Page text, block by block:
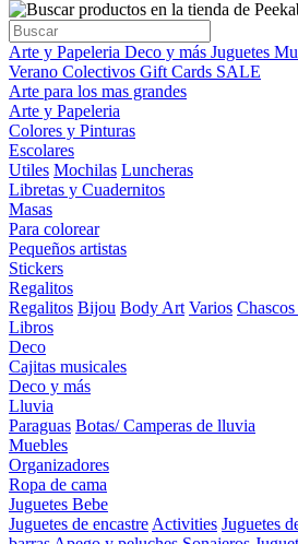
Arte y Papeleria Deco y más Juguetes
Verano Colectivos Gift Cards SALE
Arte para los mas grandes
Arte y Papeleria
Colores y Pinturas
Escolares
Utiles Mochilas Luncheras
Libretas y Cuadernitos
Masas
Para colorear
Pequeños artistas
Stickers
Regalitos
Regalitos Bijou Body Art Varios
Libros
Deco
Cajitas musicales
Deco y más
Lluvia
Paraguas Botas/ Camperas de lluvia
Muebles
Organizadores
Ropa de cama
Juguetes Bebe
Juguetes de encastre Activities Juguetes